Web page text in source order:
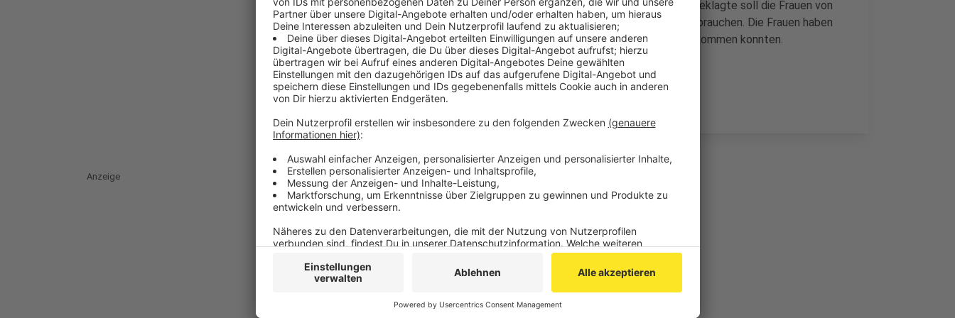
im Juni diesen Jahres, jeweils eine Frau zu vergewaltigen. Der Angeklagte soll die Frauen von
einem Feldweg in ein Gebüsch gezerrt haben, um sie dort zu missbrauchen. Die Frauen haben
laut Anklage um Hilfe gerufen und sich gewehrt, wodurch sie entkommen konnten.
Anzeige
Anzeige